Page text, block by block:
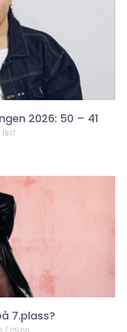
2026: 50 – 41
19:17
7.plass?